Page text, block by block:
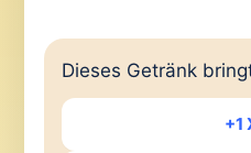
Dieses Getränk
+1